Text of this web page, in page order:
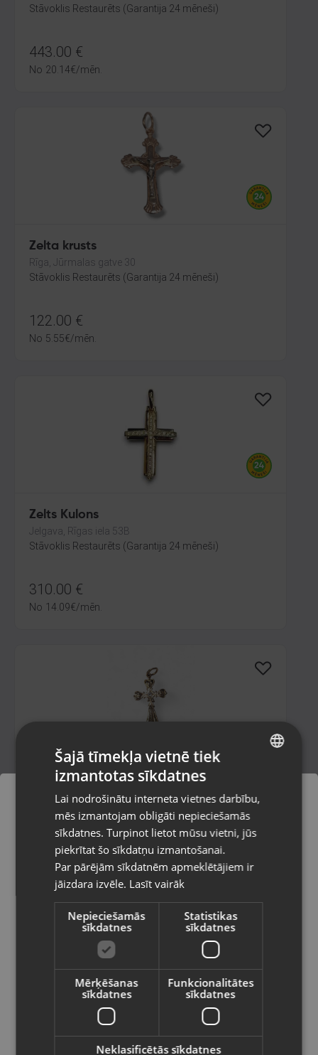
Stāvoklis Restaurēts (Garantija 24 mēneši)
443.00 €
No 20.14€/mēn.
Zelta krusts
Rīga, Jūrmalas gatve 30
Stāvoklis Restaurēts (Garantija 24 mēneši)
122.00 €
No 5.55€/mēn.
Zelts Kulons
Jelgava, Rīgas iela 53B
Stāvoklis Restaurēts (Garantija 24 mēneši)
310.00 €
No 14.09€/mēn.
Zelts Krusts
Tukums, Elizabetes iela 6
Stāvoklis Restaurēts (Garantija 24 mēneši)
117.00€
/mēn.
Pasūtījumi tiks piegādāti uz
izvēlēto valsti
Vietnes saturs būs attēlots izvēlētajā
valodā
Valsts
Latviešu / Latvian
RUSSIAN
Šajā tīmekļa vietnē tiek
izmantotas sīkdatnes
Lai nodrošinātu interneta vietnes darbību,
mēs izmantojam obligāti nepieciešamās
sīkdatnes. Turpinot lietot mūsu vietni, jūs
piekrītat šo sīkdatņu izmantošanai.
Par pārējām sīkdatnēm apmeklētājiem ir
jāizdara izvēle. Lasīt vairāk
Nepieciešamās
sīkdatnes
Statistikas
sīkdatnes
Mērķēšanas
sīkdatnes
Funkcionalitātes
sīkdatnes
Neklasificētās sīkdatnes